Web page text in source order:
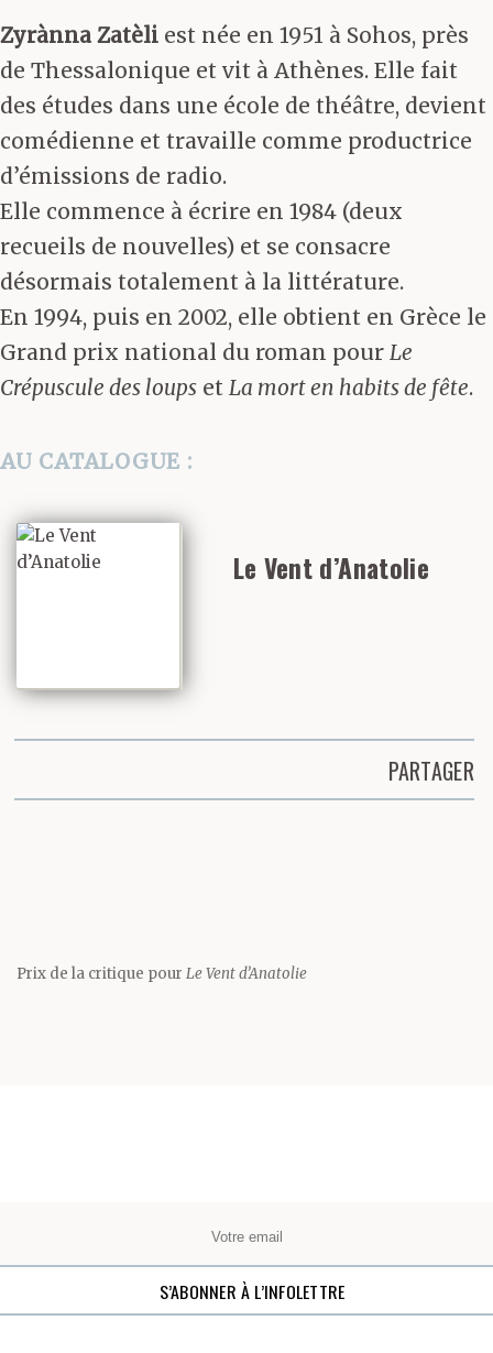
Zyrànna Zatèli est née en 1951 à Sohos, près
de Thessalonique et vit à Athènes. Elle fait
des études dans une école de théâtre, devient
comédienne et travaille comme productrice
d’émissions de radio.
Elle commence à écrire en 1984 (deux
recueils de nouvelles) et se consacre
désormais totalement à la littérature.
En 1994, puis en 2002, elle obtient en Grèce le
Grand prix national du roman pour Le
Crépuscule des loups et La mort en habits de fête.
AU CATALOGUE :
Le Vent d’Anatolie
PARTAGER
Prix de la critique pour Le Vent d’Anatolie